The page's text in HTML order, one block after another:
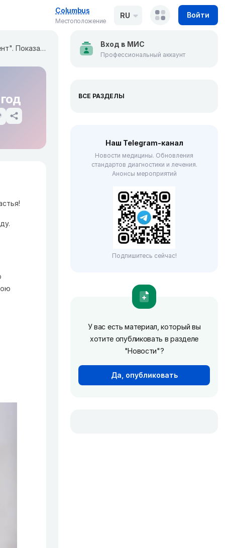
Columbus
Местоположение
RU Войти
Платформа "МедЭлемент". Показатели за 2022 год Вход в МИС
Профессиональный аккаунт
ВСЕ РАЗДЕЛЫ
Наш Telegram-канал
Новости медицины. Обновления
стандартов диагностики и лечения.
Анонсы мероприятий
Подпишитесь сейчас!
У вас есть материал, который вы
хотите опубликовать в разделе
"Новости"?
Да, опубликовать